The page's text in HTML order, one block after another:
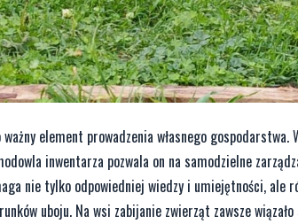
element prowadzenia własnego
inwentarza pozwala on na samodzielne
nie tylko odpowiedniej wiedzy i umiejętności,
uboju. Na wsi zabijanie zwierząt zawsze